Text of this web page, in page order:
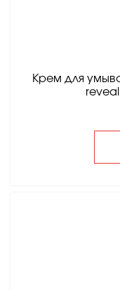
Крем для